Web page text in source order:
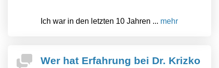
Ich war in den letzten 10 Jahren ... mehr
Wer hat Erfahrung bei Dr. Krizko